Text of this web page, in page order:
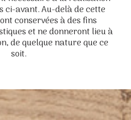
ci-avant. Au-delà de cette
conservées à des fins
et ne donneront lieu à
de quelque nature que ce
soit.